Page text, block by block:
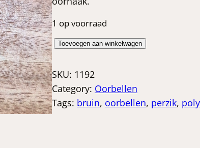
1 op voorraad
P
o
l
y
m
e
Toevoegen aan winkelwagen
SKU: 1192
Category: Oorbellen
Tags: bruin, oorbellen, perzik,